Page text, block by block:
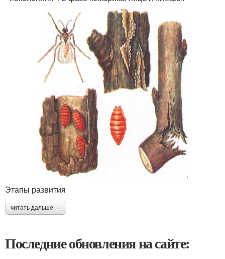
Этапы развития
читать дальше →
Последние обновления на сайте: